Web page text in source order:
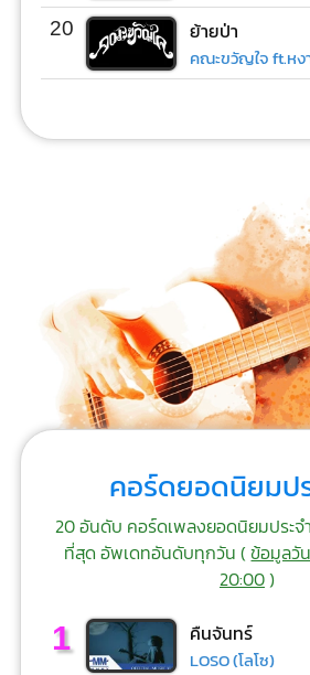
20 ย้ายป่า
คณะขวัญใจ ft.หง
คอร์ดยอดนิยมป
20 อันดับ คอร์ดเพลงยอดนิยมประจ
ที่สุด อัพเดทอันดับทุกวัน (ข้อมูลวั
20:00)
1 คืนจันทร์
LOSO (โลโซ)